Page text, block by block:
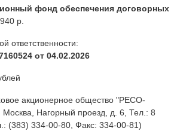
фонд обеспечения договорных
р.
ответственности:
от 04.02.2026
акционерное общество "РЕСО-
Москва, Нагорный проезд, д. 6, Тел.: 8
(383) 334-00-80, Факс: 334-00-81)